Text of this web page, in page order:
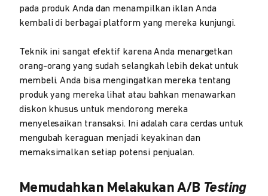
pada produk Anda dan menampilkan iklan Anda
kembali di berbagai platform yang mereka kunjungi.
Teknik ini sangat efektif karena Anda menargetkan
orang-orang yang sudah selangkah lebih dekat untuk
membeli. Anda bisa mengingatkan mereka tentang
produk yang mereka lihat atau bahkan menawarkan
diskon khusus untuk mendorong mereka
menyelesaikan transaksi. Ini adalah cara cerdas untuk
mengubah keraguan menjadi keyakinan dan
memaksimalkan setiap potensi penjualan.
Memudahkan Melakukan A/B Testing